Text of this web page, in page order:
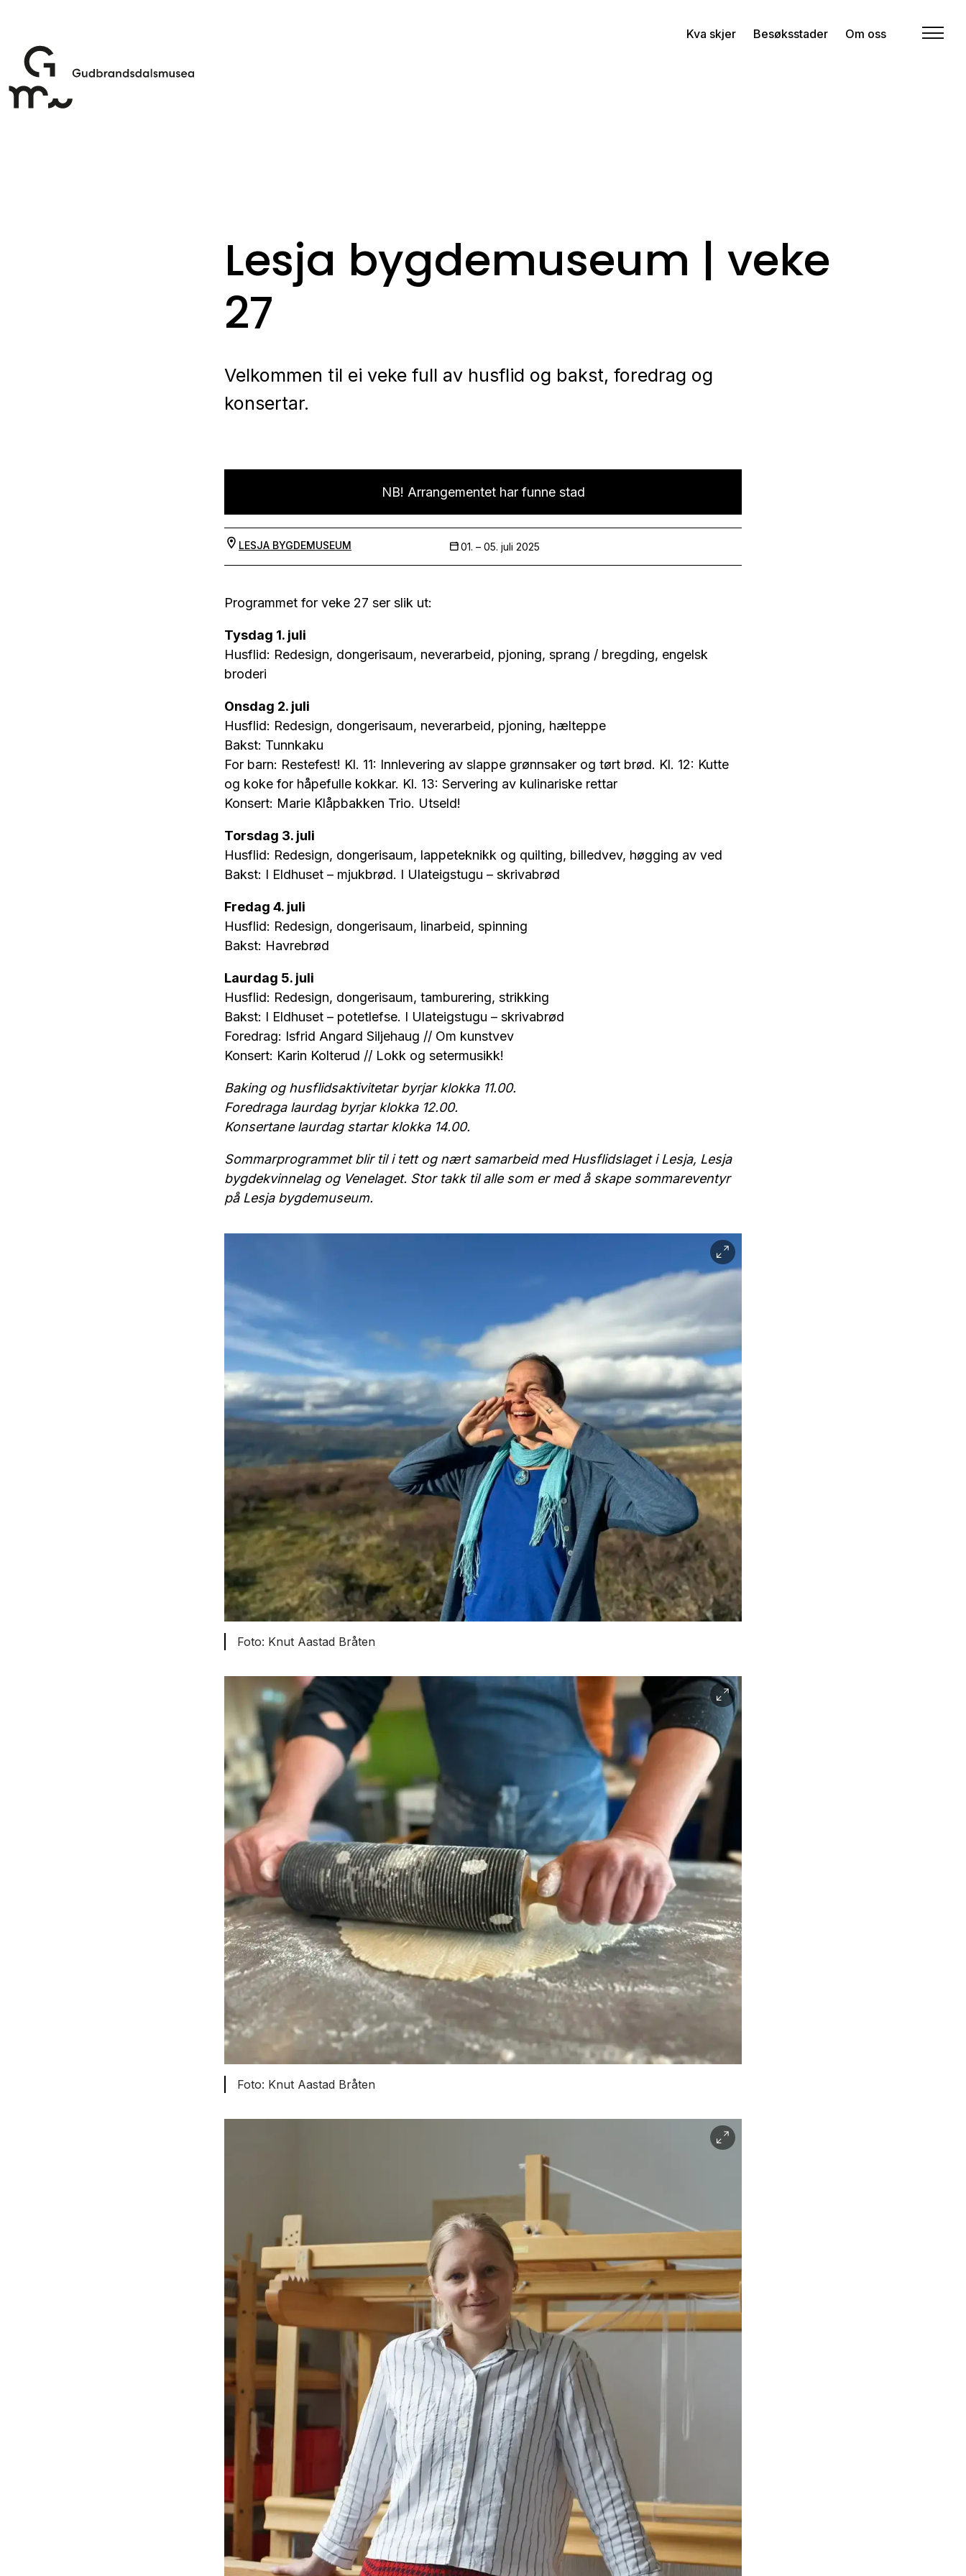
Kva skjer Besøksstader Om oss
Lesja bygdemuseum | veke
27
Velkommen til ei veke full av husflid og bakst, foredrag og
konsertar.
NB! Arrangementet har funne stad
LESJA BYGDEMUSEUM 01. – 05. juli 2025
Programmet for veke 27 ser slik ut:
Tysdag 1. juli
Husflid: Redesign, dongerisaum, neverarbeid, pjoning, sprang / bregding, engelsk
broderi
Onsdag 2. juli
Husflid: Redesign, dongerisaum, neverarbeid, pjoning, hælteppe
Bakst: Tunnkaku
For barn: Restefest! Kl. 11: Innlevering av slappe grønnsaker og tørt brød. Kl. 12: Kutte
og koke for håpefulle kokkar. Kl. 13: Servering av kulinariske rettar
Konsert: Marie Klåpbakken Trio. Utseld!
Torsdag 3. juli
Husflid: Redesign, dongerisaum, lappeteknikk og quilting, billedvev, høgging av ved
Bakst: I Eldhuset – mjukbrød. I Ulateigstugu – skrivabrød
Fredag 4. juli
Husflid: Redesign, dongerisaum, linarbeid, spinning
Bakst: Havrebrød
Laurdag 5. juli
Husflid: Redesign, dongerisaum, tamburering, strikking
Bakst: I Eldhuset – potetlefse. I Ulateigstugu – skrivabrød
Foredrag: Isfrid Angard Siljehaug // Om kunstvev
Konsert: Karin Kolterud // Lokk og setermusikk!
Baking og husflidsaktivitetar byrjar klokka 11.00.
Foredraga laurdag byrjar klokka 12.00.
Konsertane laurdag startar klokka 14.00.
Sommarprogrammet blir til i tett og nært samarbeid med Husflidslaget i Lesja, Lesja
bygdekvinnelag og Venelaget. Stor takk til alle som er med å skape sommareventyr
på Lesja bygdemuseum.
Knut Aastad Bråten
Knut Aastad Bråten